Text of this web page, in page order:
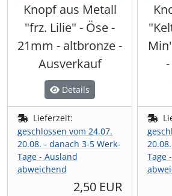
Knopf aus Metall
"frz. Lilie" - Öse -
21mm - altbronze -
Ausverkauf
Details
Lieferzeit:
geschlossen vom 24.07.
20.08. - danach 3-5 Werk-
Tage - Ausland
abweichend
2,50 EUR
Tage